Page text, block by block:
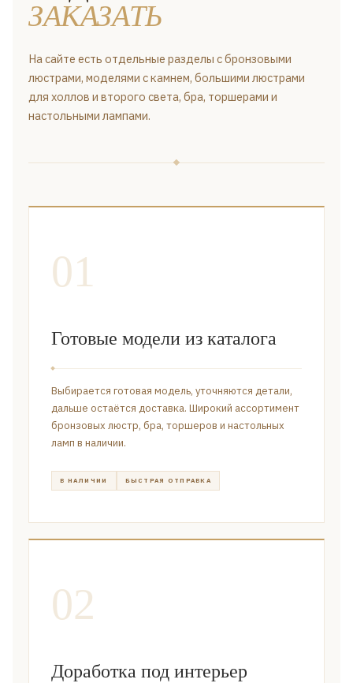
ЗАКАЗАТЬ
На сайте есть отдельные разделы с бронзовыми
люстрами, моделями с камнем, большими люстрами
для холлов и второго света, бра, торшерами и
настольными лампами.
01
Готовые модели из каталога
Выбирается готовая модель, уточняются детали,
дальше остаётся доставка. Широкий ассортимент
бронзовых люстр, бра, торшеров и настольных
ламп в наличии.
В НАЛИЧИИ БЫСТРАЯ ОТПРАВКА
02
Доработка под интерьер